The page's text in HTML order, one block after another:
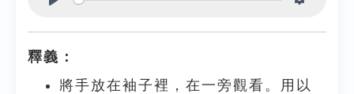
釋義：
將手放在袖子裡，在一旁觀看。用以